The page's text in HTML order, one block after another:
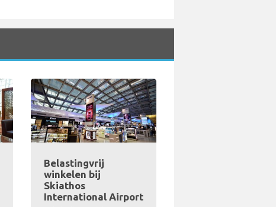
Belastingvrij
winkelen bij
Skiathos
International Airport